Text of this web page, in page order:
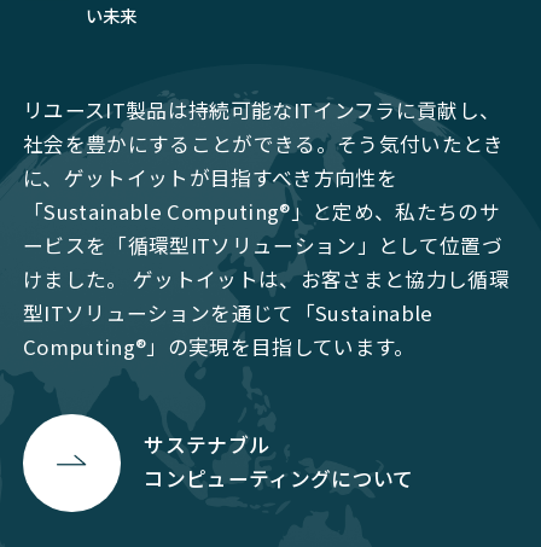
い未来
リユースIT製品は持続可能なITインフラに貢献し、
社会を豊かにすることができる。そう気付いたとき
に、ゲットイットが目指すべき方向性を
「Sustainable Computing®」と定め、私たちのサ
ービスを「循環型ITソリューション」として位置づ
けました。 ゲットイットは、お客さまと協力し循環
型ITソリューションを通じて「Sustainable
Computing®」の実現を目指しています。
サステナブル
コンピューティングについて